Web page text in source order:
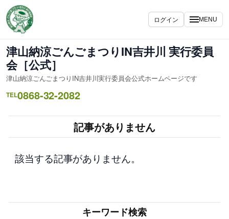
容
を
ス
キ
ッ
プ
ログイン MENU
津山納涼ごんごまつりIN吉井川 実行委員
会［公式］
津山納涼ごんごまつりIN吉井川実行委員会公式ホームページです
TEL0868-32-2082
記事がありません
該当する記事がありません。
キーワード検索